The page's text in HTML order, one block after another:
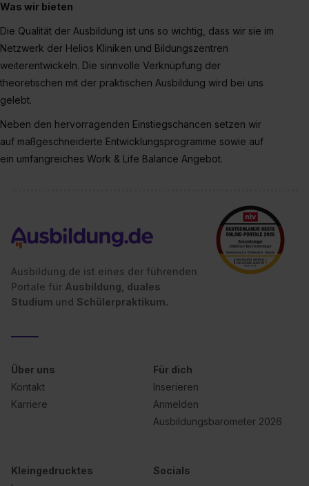
Was wir bieten
Die Qualität der Ausbildung ist uns so wichtig, dass wir sie im
Netzwerk der Helios Kliniken und Bildungszentren
weiterentwickeln. Die sinnvolle Verknüpfung der
theoretischen mit der praktischen Ausbildung wird bei uns
gelebt.
Neben den hervorragenden Einstiegschancen setzen wir
auf maßgeschneiderte Entwicklungsprogramme sowie auf
ein umfangreiches Work & Life Balance Angebot.
Ausbildung.de ist eines der führenden
Portale für Ausbildung, duales
Studium und Schülerpraktikum.
Über uns
Kontakt
Karriere
Für dich
Inserieren
Anmelden
Ausbildungsbarometer 2026
Kleingedrucktes
Socials